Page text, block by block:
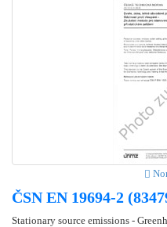
ČSN EN 19694-2
Stationary source emissions -